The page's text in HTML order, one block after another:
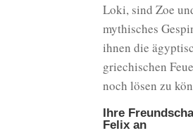
Loki, sind Zoe
mythisches
ihnen die
griechischen
noch lösen zu
Ihre
Felix an